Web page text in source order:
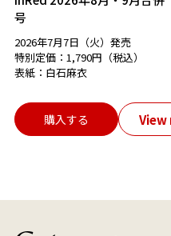
号
2026年7月7日（火）発売
特別定価：1,790円（税込）
表紙：白石麻衣
購入する View